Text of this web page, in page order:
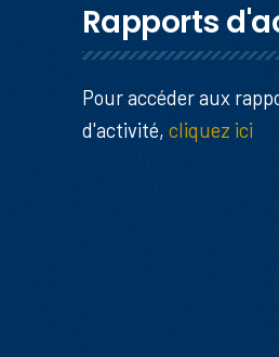
Rapports
Pour accéder aux
d'activité, cliquez ici